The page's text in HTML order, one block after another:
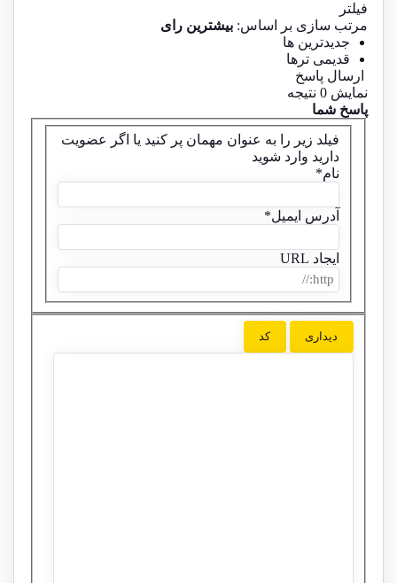
فیلتر
مرتب سازی بر اساس:بیشترین رای
جدیدترین ها
قدیمی ترها
ارسال پاسخ
نمایش 0 نتیجه
پاسخ شما
فیلد زیر را به عنوان مهمان پر کنید یا اگر عضویت
دارید وارد شوید
نام*
آدرس ایمیل*
ایجاد URL
دیداری کد